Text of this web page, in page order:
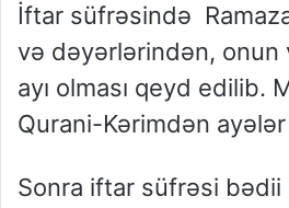
İftar süfrəsində
və dəyərlərindən,
ayı olması qeyd edilib.
Qurani-Kərimdən
Sonra iftar süfrəsi bədii